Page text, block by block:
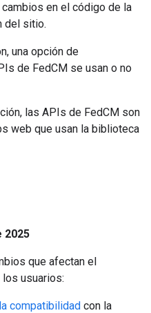
en el código de la
del sitio.
una opción de
de FedCM se usan o no
las APIs de FedCM son
web que usan la biblioteca
2025
que afectan el
usuarios:
compatibilidad con la